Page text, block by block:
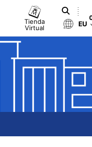
Tienda
Virtual
EU